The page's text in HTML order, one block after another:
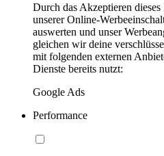
Durch das Akzeptieren
unserer Online-
auswerten und unser
gleichen wir deine
mit folgenden externen
Dienste bereits nutzt:
Google Ads
Performance